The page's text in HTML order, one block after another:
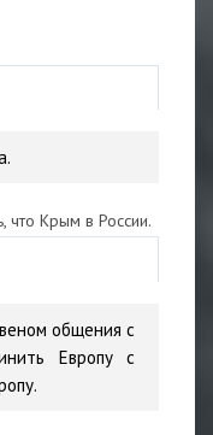
что Крым в России.
общения с
Европу с